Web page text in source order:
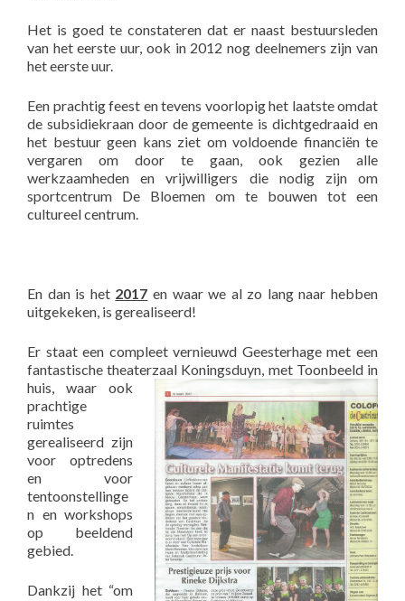
Het is goed te constateren dat er naast bestuursleden
van het eerste uur, ook in 2012 nog deelnemers zijn van
het eerste uur.
Een prachtig feest en tevens voorlopig het laatste omdat
de subsidiekraan door de gemeente is dichtgedraaid en
het bestuur geen kans ziet om voldoende financiën te
vergaren om door te gaan, ook gezien alle
werkzaamheden en vrijwilligers die nodig zijn om
sportcentrum De Bloemen om te bouwen tot een
cultureel centrum.
En dan is het 2017 en waar we al zo lang naar hebben
uitgekeken, is gerealiseerd!
Er staat een compleet vernieuwd Geesterhage met een
fantastische theaterzaal Koningsduyn, met Toonbeeld in
huis, waar ook
prachtige
ruimtes
gerealiseerd zijn
voor optredens
en voor
tentoonstellinge
n en workshops
op beeldend
gebied.
Dankzij het “om